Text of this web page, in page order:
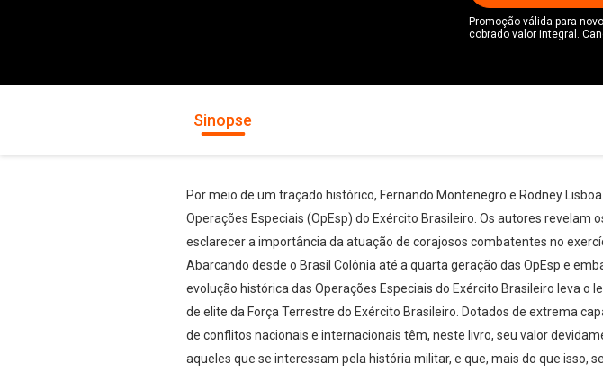
Promoção válida para
cobrado valor integral.
Sinopse
Por meio de um traçado histórico, Fernando Montenegro e Rodney
Operações Especiais (OpEsp) do Exército Brasileiro. Os autores revelam
esclarecer a importância da atuação de corajosos combatentes no
Abarcando desde o Brasil Colônia até a quarta geração das OpEsp e
evolução histórica das Operações Especiais do Exército Brasileiro leva
de elite da Força Terrestre do Exército Brasileiro. Dotados de extrema
de conflitos nacionais e internacionais têm, neste livro, seu valor
aqueles que se interessam pela história militar, e que, mais do que